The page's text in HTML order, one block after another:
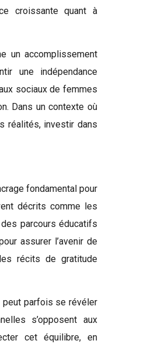
croissante quant à
un accomplissement
une indépendance
sociaux de femmes
Dans un contexte où
réalités, investir dans
fondamental pour
décrits comme les
parcours éducatifs
assurer l’avenir de
récits de gratitude
peut parfois se révéler
s’opposent aux
cet équilibre, en